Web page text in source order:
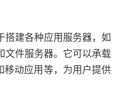
搭建各种应用服务器，如
文件服务器。它可以承载
移动应用等，为用户提供